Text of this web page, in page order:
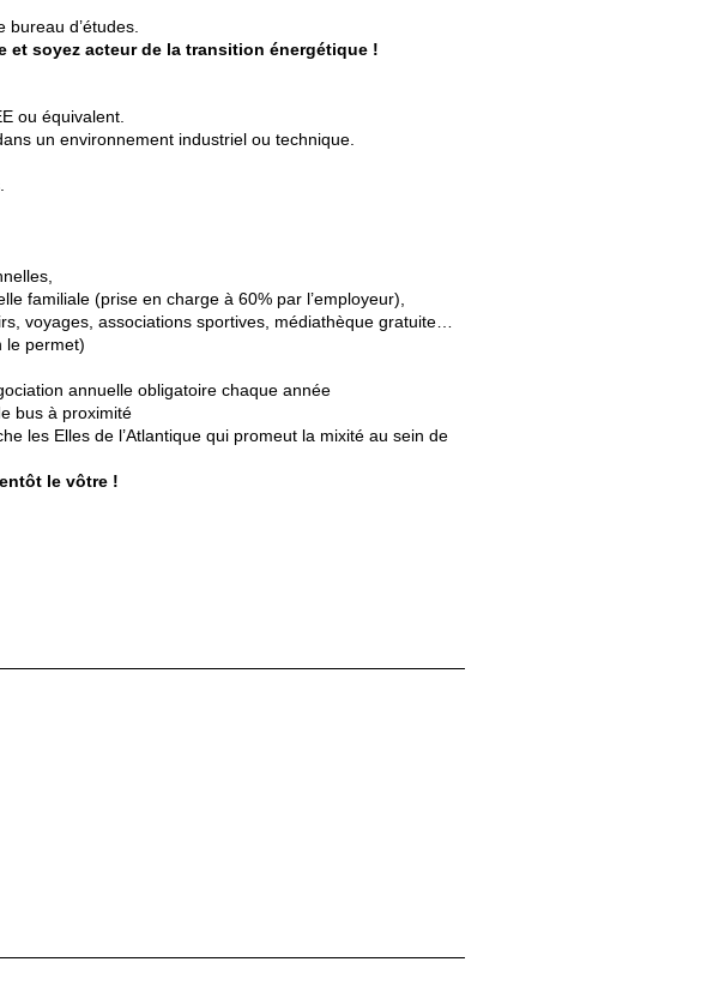
d’études.
et soyez acteur de la transition énergétique !
ou équivalent.
un environnement industriel ou technique.
(prise en charge à 60% par l’employeur),
voyages, associations sportives, médiathèque gratuite…
permet)
annuelle obligatoire chaque année
bus à proximité
Elles de l’Atlantique qui promeut la mixité au sein de
le vôtre !